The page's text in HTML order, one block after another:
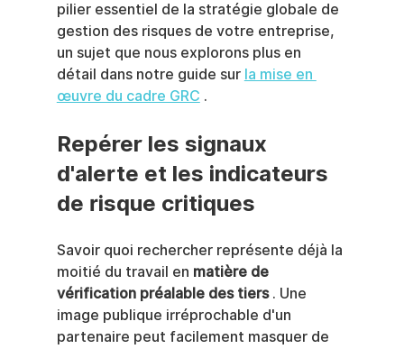
pilier essentiel de la stratégie globale de
gestion des risques de votre entreprise,
un sujet que nous explorons plus en
détail dans notre guide sur la mise en
œuvre du cadre GRC .
Repérer les signaux
d'alerte et les indicateurs
de risque critiques
Savoir quoi rechercher représente déjà la
moitié du travail en matière de
vérification préalable des tiers . Une
image publique irréprochable d'un
partenaire peut facilement masquer de